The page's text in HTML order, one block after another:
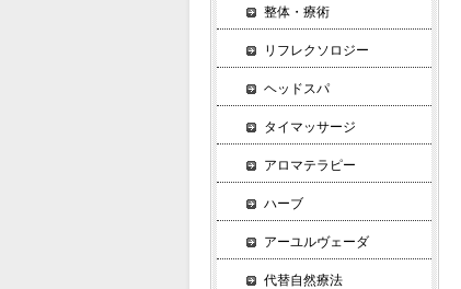
整体・療術
リフレクソロジー
ヘッドスパ
タイマッサージ
アロマテラピー
ハーブ
アーユルヴェーダ
代替自然療法